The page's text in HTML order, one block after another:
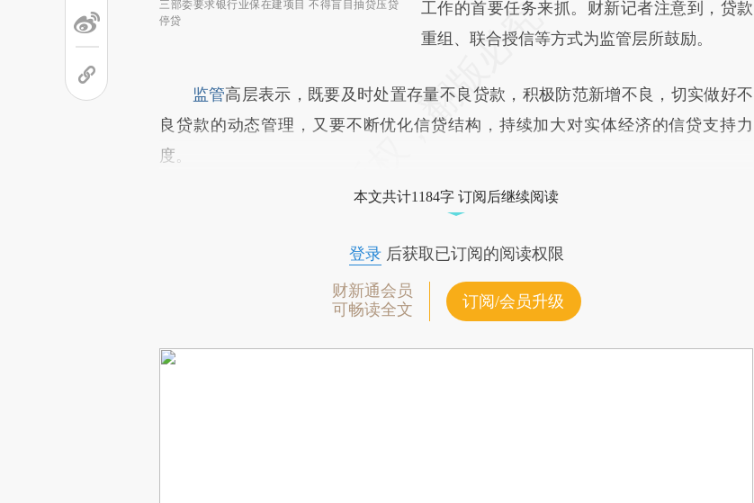
三部委要求银行业保在建项目 不得盲目抽贷压贷
停贷
工作的首要任务来抓。财新记者注意到，贷款
重组、联合授信等方式为监管层所鼓励。
监管高层表示，既要及时处置存量不良贷款，积极防范新增不良，切实做好不
良贷款的动态管理，又要不断优化信贷结构，持续加大对实体经济的信贷支持力
度。
本文共计1184字 订阅后继续阅读
登录后获取已订阅的阅读权限
财新通会员
可畅读全文
订阅/会员升级